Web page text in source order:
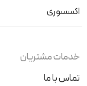
اکسسوری
خدمات مشتریان
تماس با ما